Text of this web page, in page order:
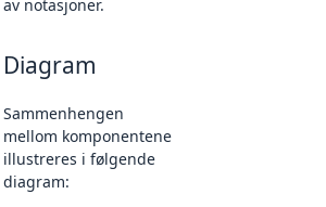
av notasjoner.
Diagram
Sammenhengen
mellom komponentene
illustreres i følgende
diagram: